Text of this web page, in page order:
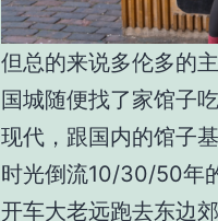
但总的来说多伦多的
国城随便找了家馆子
现代，跟国内的馆子
时光倒流10/30/50年
开车大老远跑去东边